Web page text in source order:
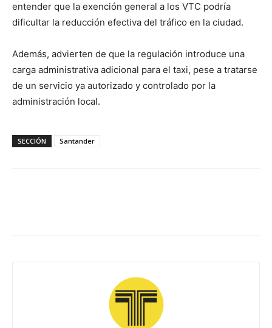
entender que la exención general a los VTC podría
dificultar la reducción efectiva del tráfico en la ciudad.
Además, advierten de que la regulación introduce una
carga administrativa adicional para el taxi, pese a tratarse
de un servicio ya autorizado y controlado por la
administración local.
SECCIÓN Santander